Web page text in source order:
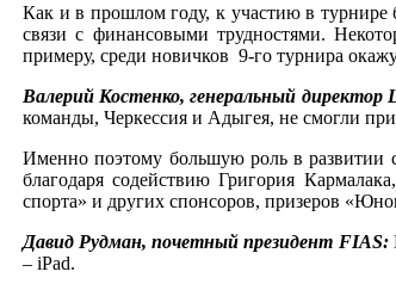
Как и в прошлом году, к участию в
связи с финансовыми трудностями.
примеру, среди новичков 9-го турнира
Валерий Костенко, генеральный
команды, Черкессия и Адыгея, не смогли
Именно поэтому большую роль в развитии
благодаря содействию Григория
спорта» и других спонсоров, призеров
Давид Рудман, почетный президент FIAS:
– iPad.